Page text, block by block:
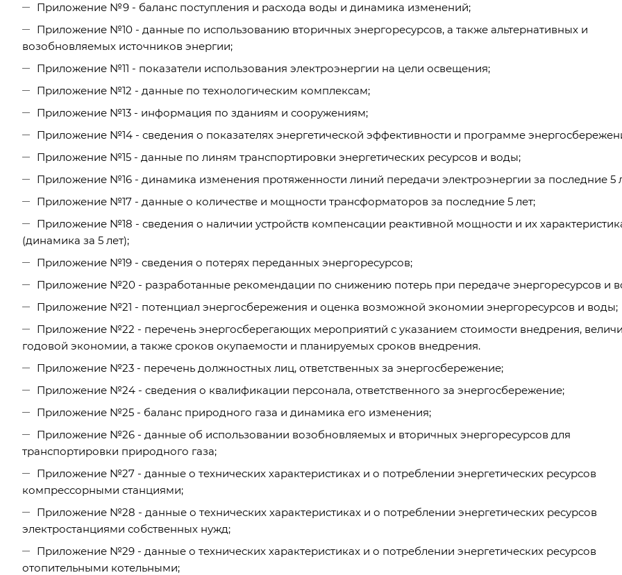
Приложение №9 - баланс поступления и расхода воды и динамика изменений;
Приложение №10 - данные по использованию вторичных энергоресурсов, а также альтернативных и
возобновляемых источников энергии;
Приложение №11 - показатели использования электроэнергии на цели освещения;
Приложение №12 - данные по технологическим комплексам;
Приложение №13 - информация по зданиям и сооружениям;
Приложение №14 - сведения о показателях энергетической эффективности и программе
Приложение №15 - данные по линям транспортировки энергетических ресурсов и воды;
Приложение №16 - динамика изменения протяженности линий передачи электроэнергии за последние 5
Приложение №17 - данные о количестве и мощности трансформаторов за последние 5 лет;
Приложение №18 - сведения о наличии устройств компенсации реактивной мощности и их
(динамика за 5 лет);
Приложение №19 - сведения о потерях переданных энергоресурсов;
Приложение №20 - разработанные рекомендации по снижению потерь при передаче энергоресурсов и
Приложение №21 - потенциал энергосбережения и оценка возможной экономии энергоресурсов и воды;
Приложение №22 - перечень энергосберегающих мероприятий с указанием стоимости внедрения,
годовой экономии, а также сроков окупаемости и планируемых сроков внедрения.
Приложение №23 - перечень должностных лиц, ответственных за энергосбережение;
Приложение №24 - сведения о квалификации персонала, ответственного за энергосбережение;
Приложение №25 - баланс природного газа и динамика его изменения;
Приложение №26 - данные об использовании возобновляемых и вторичных энергоресурсов для
транспортировки природного газа;
Приложение №27 - данные о технических характеристиках и о потреблении энергетических ресурсов
компрессорными станциями;
Приложение №28 - данные о технических характеристиках и о потреблении энергетических ресурсов
электростанциями собственных нужд;
Приложение №29 - данные о технических характеристиках и о потреблении энергетических ресурсов
отопительными котельными;